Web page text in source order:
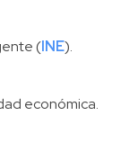
(INE).
económica.